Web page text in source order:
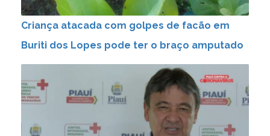
Criança atacada com golpes de facão em
Buriti dos Lopes pode ter o braço amputado